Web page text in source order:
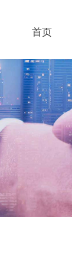
首页